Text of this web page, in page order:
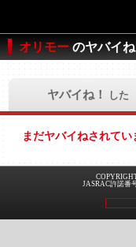
オリモー のヤバイ
ヤバイね！ した
まだヤバイねされてい
JASRAC許諾番